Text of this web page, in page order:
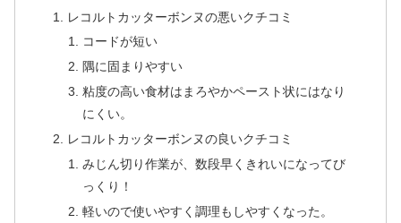
レコルトカッターボンヌの悪いクチコミ
コードが短い
隅に固まりやすい
粘度の高い食材はまろやかペースト状にはなり
にくい。
レコルトカッターボンヌの良いクチコミ
みじん切り作業が、数段早くきれいになってび
っくり！
軽いので使いやすく調理もしやすくなった。